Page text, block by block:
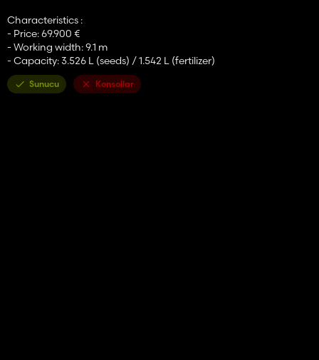
Characteristics :
- Price: 69.900 €
- Working width: 9.1 m
- Capacity: 3.526 L (seeds) / 1.542 L (fertilizer)
Sunucu Konsollar